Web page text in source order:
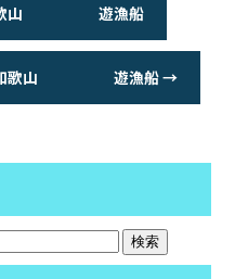
山 遊漁船
歌山 遊漁船→